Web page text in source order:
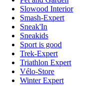
Slowood Interior
Smash-Expert
Sneak'In
Sneakids
Sport is good
Trek-Expert
Triathlon Expert
Vélo-Store
Winter Expert